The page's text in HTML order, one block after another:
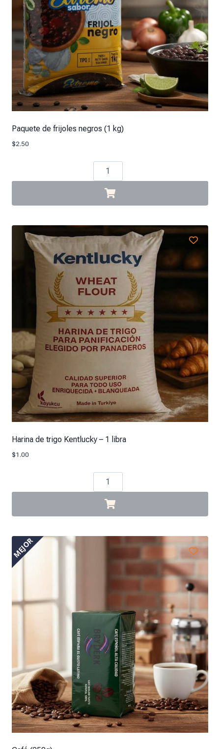
Paquete de frijoles negros (1 kg)
$2.50
Harina de trigo Kentlucky – 1 libra
$1.00
MEJOR